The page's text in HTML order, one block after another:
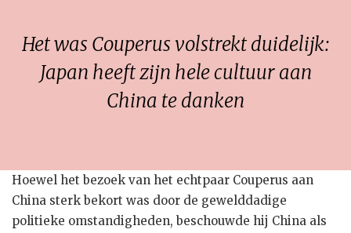
Het was Couperus volstrekt duidelijk:
Japan heeft zijn hele cultuur aan
China te danken
Hoewel het bezoek van het echtpaar Couperus aan
China sterk bekort was door de gewelddadige
politieke omstandigheden, beschouwde hij China als